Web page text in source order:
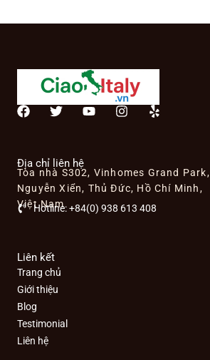
F
b
o
o
k
T
t
e
r
Y
b
e
I
g
r
m
Y
Địa chỉ liên hệ
Tòa nhà S302, Vinhomes Grand Park,
Nguyễn Xiển, Thủ Đức, Hồ Chí Minh,
Việt Nam
Hotline: +84(0) 938 613 408
Liên kết
Trang chủ
Giới thiệu
Blog
Testimonial
Liên hệ